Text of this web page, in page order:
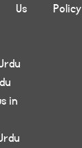
Policy
Us
in